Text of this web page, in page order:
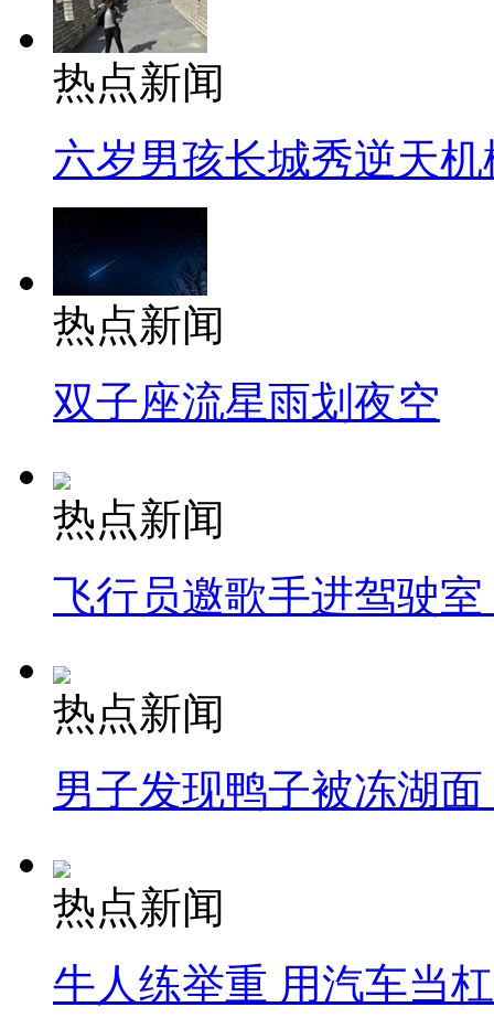
热点新闻
六岁男孩长城秀逆天机
热点新闻
双子座流星雨划夜空
热点新闻
飞行员邀歌手进驾驶
热点新闻
男子发现鸭子被冻湖
热点新闻
牛人练举重 用汽车当